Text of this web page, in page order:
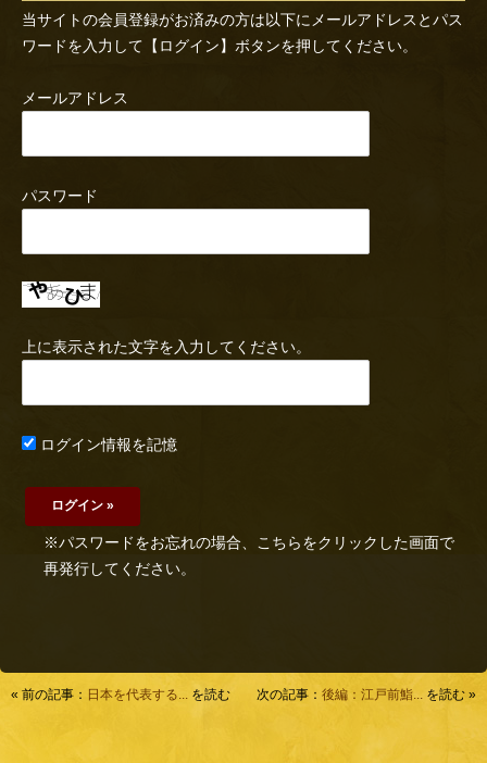
当サイトの会員登録がお済みの方は以下にメールアドレスとパス
ワードを入力して【ログイン】ボタンを押してください。
メールアドレス
パスワード
上に表示された文字を入力してください。
ログイン情報を記憶
※パスワードをお忘れの場合、こちらをクリックした画面で
再発行してください。
« 前の記事： 日本を代表する... を読む 次の記事： 後編：江戸前鮨... を読む »